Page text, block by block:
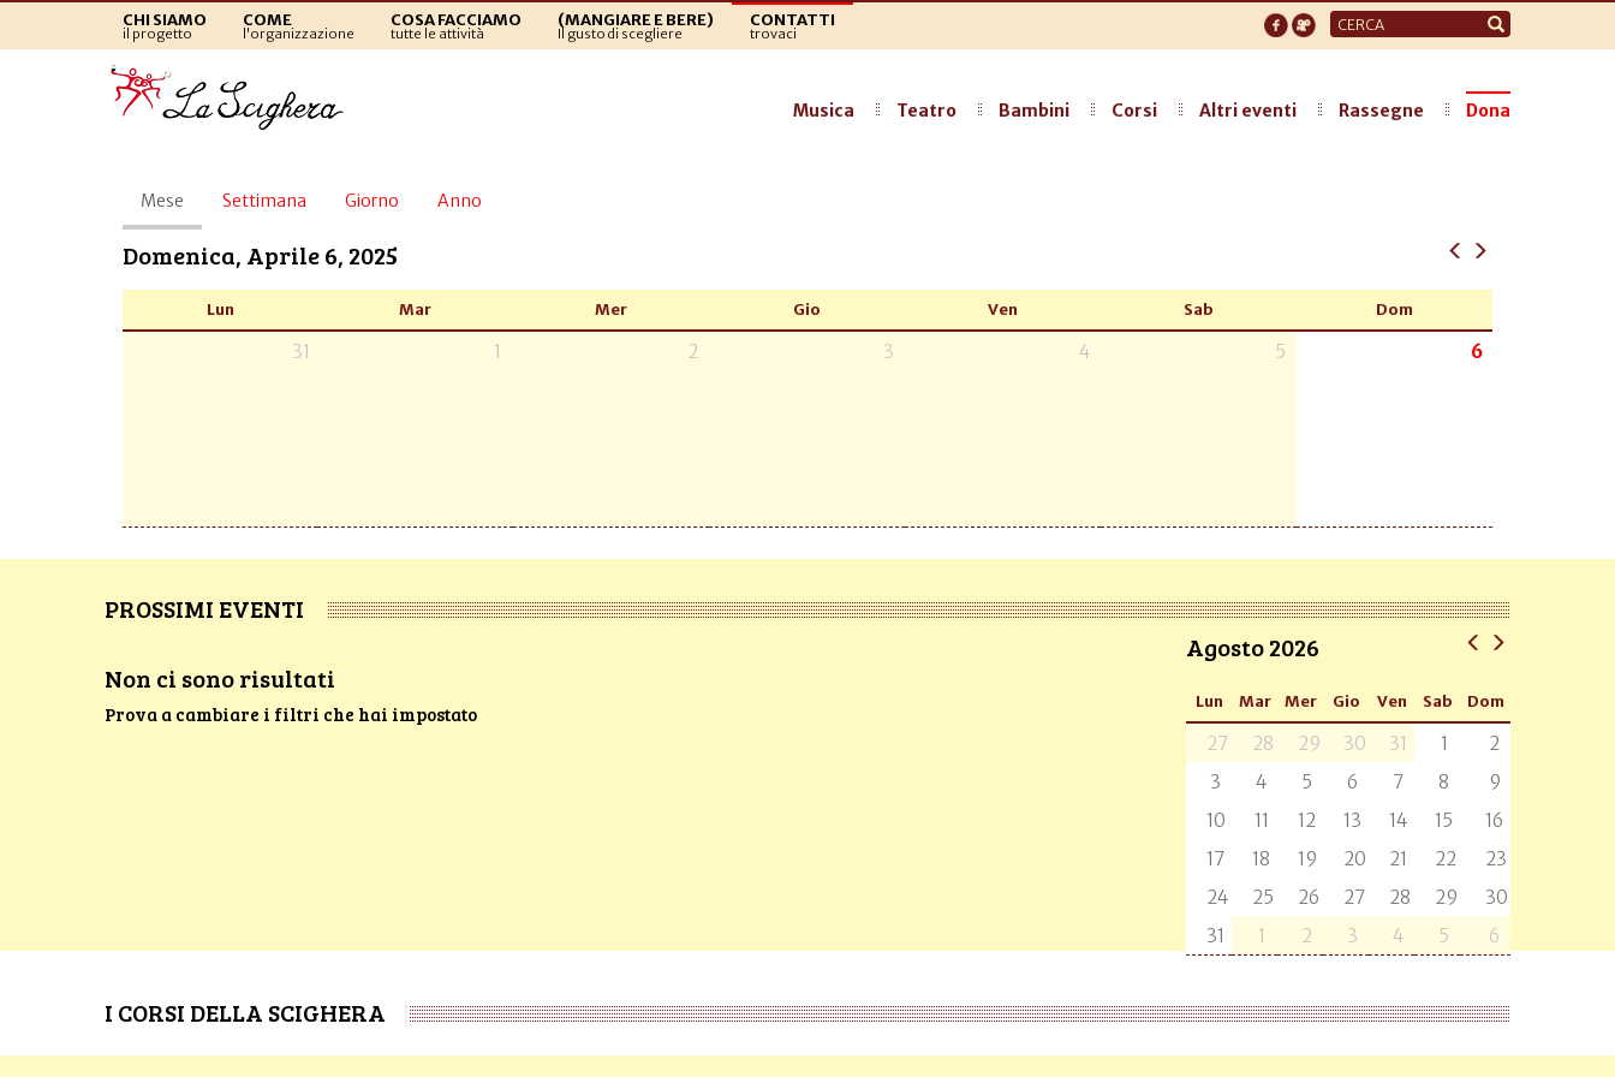
CHI SIAMO
il progetto
COME
l'organizzazione
COSA FACCIAMO
tutte le attività
(MANGIARE E BERE)
Il gusto di scegliere
CONTATTI
trovaci
Form
di
Musica Teatro Bambini Corsi Altri eventi Rassegne Dona
Schede
primarie
Mese (scheda
attiva)
Settimana Giorno Anno
Domenica, Aprile 6, 2025
Lun Mar Mer Gio Ven Sab Dom
31 1 2 3 4 5 6
PROSSIMI EVENTI
Non ci sono risultati
Prova a cambiare i filtri che hai impostato
Agosto 2026
Lun Mar Mer Gio Ven Sab Dom
27 28 29 30 31 1
2
3
4 5 6 7 8
9
10
11 12 13 14 15
16
17
18 19 20 21 22
23
24
25 26 27 28 29
30
31
1 2 3 4 5 6
I CORSI DELLA SCIGHERA